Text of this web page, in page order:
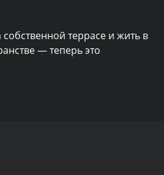
собственной террасе и жить в
— теперь это